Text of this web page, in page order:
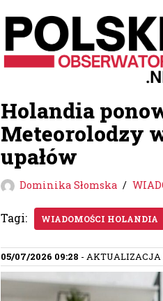
Przejdź
do
Holandia
Meteorolodzy
upałów
Dominika Słomska
Tagi: WIADOMOŚCI HOLANDIA
05/07/2026 09:28 - AKTUALIZACJA